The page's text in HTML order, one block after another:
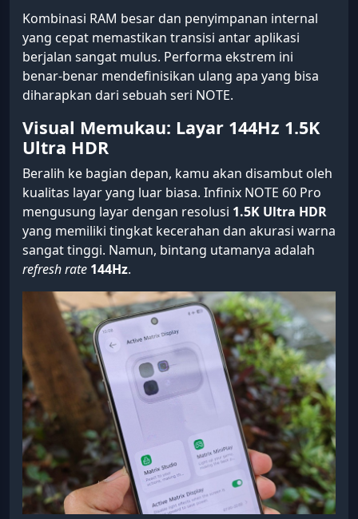
Kombinasi RAM besar dan penyimpanan internal
yang cepat memastikan transisi antar aplikasi
berjalan sangat mulus. Performa ekstrem ini
benar-benar mendefinisikan ulang apa yang bisa
diharapkan dari sebuah seri NOTE.
Visual Memukau: Layar 144Hz 1.5K
Ultra HDR
Beralih ke bagian depan, kamu akan disambut oleh
kualitas layar yang luar biasa. Infinix NOTE 60 Pro
mengusung layar dengan resolusi 1.5K Ultra HDR
yang memiliki tingkat kecerahan dan akurasi warna
sangat tinggi. Namun, bintang utamanya adalah
refresh rate 144Hz.